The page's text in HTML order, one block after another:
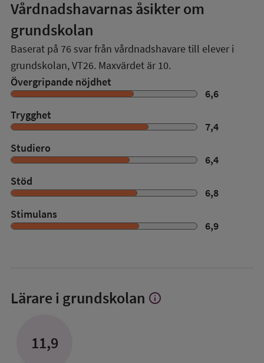
Vårdnadshavarnas åsikter om
grundskolan
Baserat på 76 svar från vårdnadshavare till elever i
grundskolan,VT26. Maxvärdet är 10.
Övergripande nöjdhet
6,6
Trygghet
7,4
Studiero
6,4
Stöd
6,8
Stimulans
6,9
Lärare i grundskolan Visa
info
11,9